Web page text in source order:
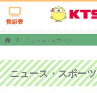
番組表
ニュース・スポーツ
ニュース・スポーツ